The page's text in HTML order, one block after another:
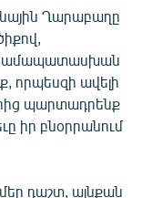
Ղարաբաղը
համապատասխան
որպեսզի ավելի
պարտադրենք
իր բնօրրանում
դաշտ, այնքան